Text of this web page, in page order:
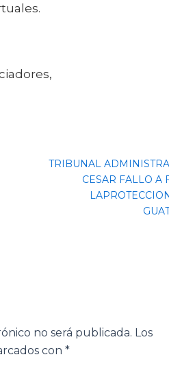
TRIBUNAL
CESAR FALLO A
no será publicada. Los
con *